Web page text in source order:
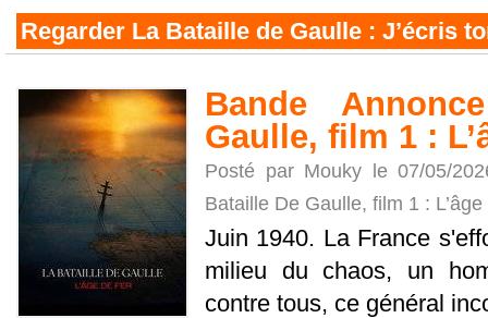
Regarder La Bataille de Gaulle : J’écris
Bande
Gaulle, film 1 :
Posté par Mouky le 07/05/
Bataille De Gaulle, film 1 :
Juin 1940. La France
milieu du chaos, un
contre tous, ce général